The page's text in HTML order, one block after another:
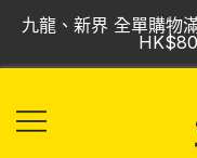
Skip
content
九龍、新界 全單購物